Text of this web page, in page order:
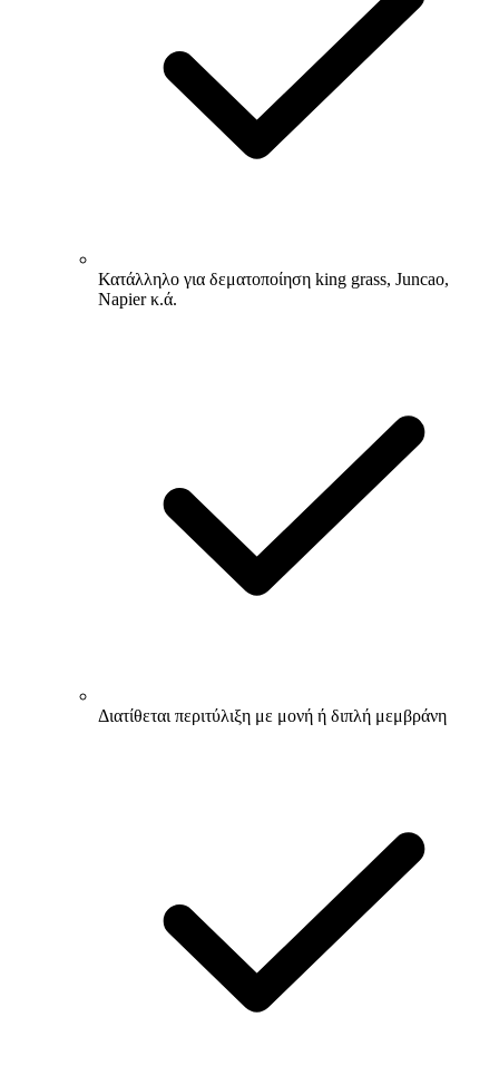
Κατάλληλο για δεματοποίηση king grass, Juncao,
Napier κ.ά.
Διατίθεται περιτύλιξη με μονή ή διπλή μεμβράνη